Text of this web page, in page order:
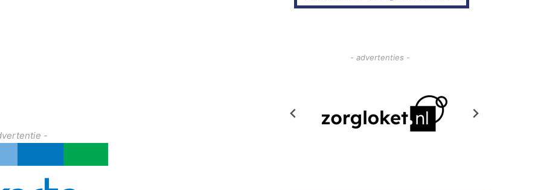
-
- advertenties -